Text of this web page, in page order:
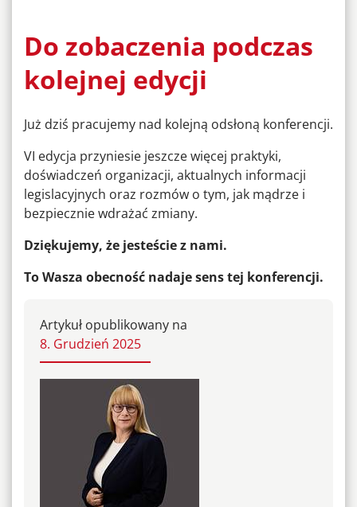
Do zobaczenia podczas
kolejnej edycji
Już dziś pracujemy nad kolejną odsłoną konferencji.
VI edycja przyniesie jeszcze więcej praktyki,
doświadczeń organizacji, aktualnych informacji
legislacyjnych oraz rozmów o tym, jak mądrze i
bezpiecznie wdrażać zmiany.
Dziękujemy, że jesteście z nami.
To Wasza obecność nadaje sens tej konferencji.
Artykuł opublikowany na
8. Grudzień 2025